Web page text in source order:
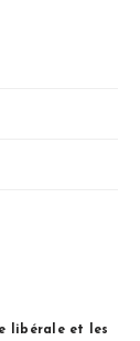
libérale et les